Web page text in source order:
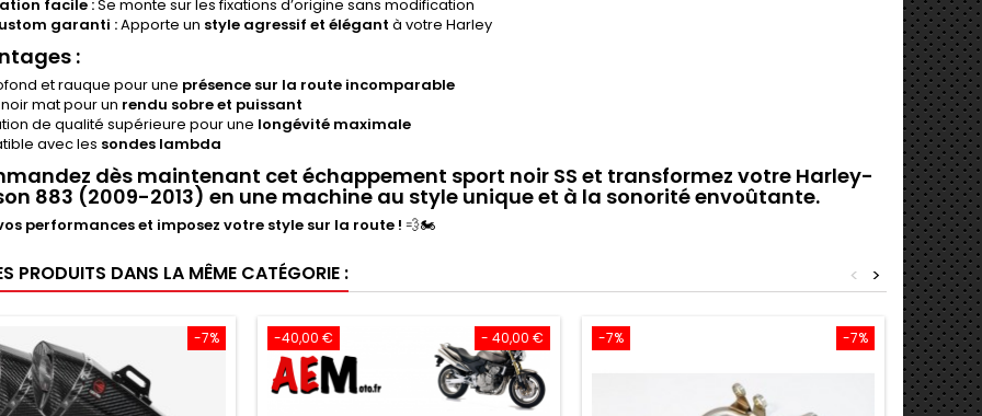
facile :Se monte sur les fixations d’origine sans modification
garanti :Apporte un style agressif et élégant à votre Harley
:
et rauque pour une présence sur la route incomparable
noir mat pour un rendu sobre et puissant
de qualité supérieure pour une longévité maximale
avec les sondes lambda
dès maintenant cet échappement sport noir SS et transformez votre Harley-
883 (2009-2013) en une machine au style unique et à la sonorité envoûtante.
performances et imposez votre style sur la route ! 💨🏍️
PRODUITS DANS LA MÊME CATÉGORIE : >
<
-7% - 40,00 €
-40,00 € -7%
-7% -7%